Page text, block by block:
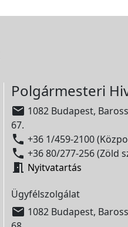
Polgármesteri
 1082 Budapest,
67.
 +36 1/459-2100
 +36 80/277-256 (Zöld
 Nyitvatartás
Ügyfélszolgálat
 1082 Budapest,